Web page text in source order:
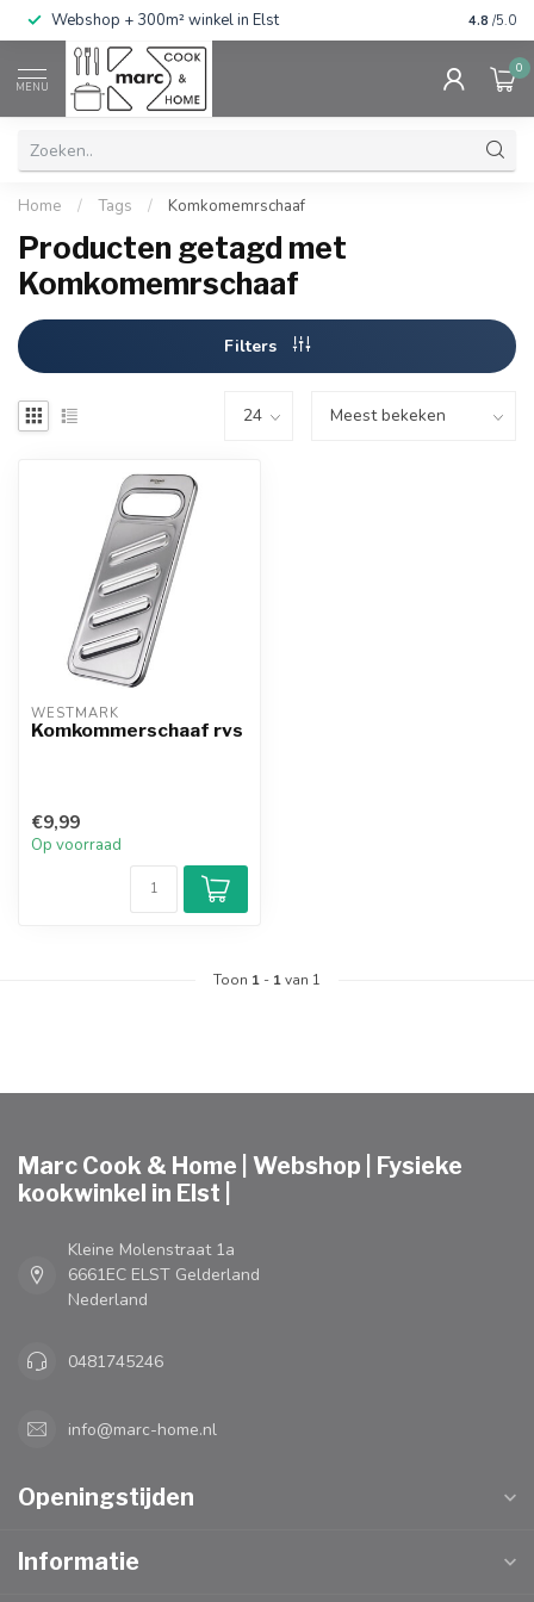
Webshop + 300m² winkel in Elst Gratis
4.8 /5.0
MENU
0
Home / Tags / Komkomemrschaaf
Producten getagd met
Komkomemrschaaf
Filters
WESTMARK
Komkommerschaaf rvs
€9,99
Op voorraad
Toon 1 - 1van 1
Marc Cook & Home | Webshop | Fysieke
kookwinkel in Elst |
Kleine Molenstraat 1a
6661EC ELST Gelderland
Nederland
0481745246
info@marc-home.nl
Openingstijden
Informatie